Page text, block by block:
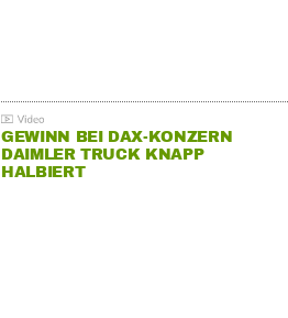
GEWINN BEI DAX-KONZERN
DAIMLER TRUCK KNAPP
HALBIERT